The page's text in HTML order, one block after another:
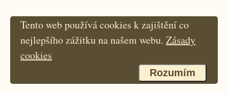
Tento web používá cookies k zajištění co
nejlepšího zážitku na našem webu. Zásady
cookies
Rozumím